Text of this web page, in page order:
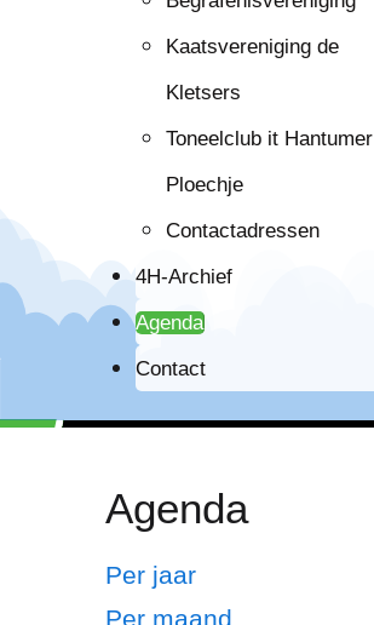
Kaatsvereniging de
Kletsers
Toneelclub it Hantumer
Ploechje
Contactadressen
4H-Archief
Agenda
Contact
Agenda
Per jaar
Per maand